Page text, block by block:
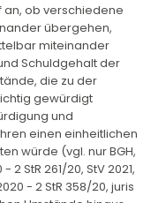
an, ob verschiedene
übergehen,
miteinander
Schuldgehalt der
die zu der
gewürdigt
und
einen einheitlichen
würde (vgl. nur BGH,
StR 261/20, StV 2021,
- 2 StR 358/20, juris